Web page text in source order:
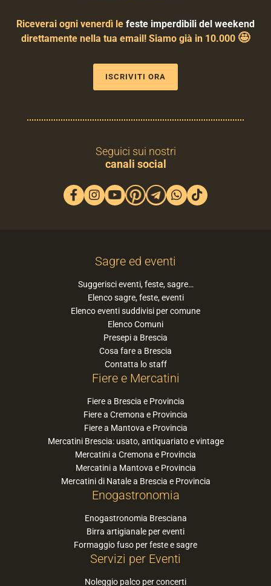
Riceverai ogni venerdì le feste imperdibili del weekend
direttamente nella tua email! Siamo già in 10.000 🤩
ISCRIVITI ORA
Seguici sui nostri
canali social
Sagre ed eventi
Suggerisci eventi, feste, sagre…
Elenco sagre, feste, eventi
Elenco eventi suddivisi per comune
Elenco Comuni
Presepi a Brescia
Cosa fare a Brescia
Contatta lo staff
Fiere e Mercatini
Fiere a Brescia e Provincia
Fiere a Cremona e Provincia
Fiere a Mantova e Provincia
Mercatini Brescia: usato, antiquariato e vintage
Mercatini a Cremona e Provincia
Mercatini a Mantova e Provincia
Mercatini di Natale a Brescia e Provincia
Enogastronomia
Enogastronomia Bresciana
Birra artigianale per eventi
Formaggio fuso per feste e sagre
Servizi per Eventi
Noleggio palco per concerti